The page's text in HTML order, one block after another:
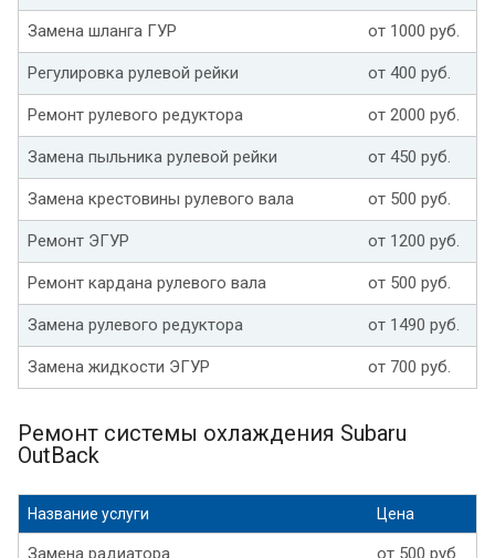
Замена шланга ГУР от 1000 руб.
Регулировка рулевой рейки от 400 руб.
Ремонт рулевого редуктора от 2000 руб.
Замена пыльника рулевой рейки от 450 руб.
Замена крестовины рулевого вала от 500 руб.
Ремонт ЭГУР от 1200 руб.
Ремонт кардана рулевого вала от 500 руб.
Замена рулевого редуктора от 1490 руб.
Замена жидкости ЭГУР от 700 руб.
Ремонт системы охлаждения Subaru
OutBack
Название услуги Цена
Замена радиатора от 500 руб.